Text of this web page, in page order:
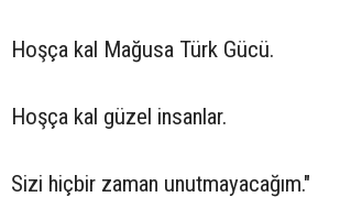
Hoşça kal Mağusa Türk Gücü.
Hoşça kal güzel insanlar.
Sizi hiçbir zaman unutmayacağım."